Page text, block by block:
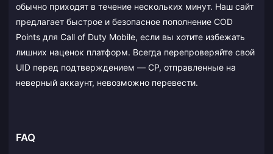
обычно приходят в течение нескольких минут. Наш сайт
предлагает быстрое и безопасное пополнение COD
Points для Call of Duty Mobile, если вы хотите избежать
лишних наценок платформ. Всегда перепроверяйте свой
UID перед подтверждением — CP, отправленные на
неверный аккаунт, невозможно перевести.
FAQ